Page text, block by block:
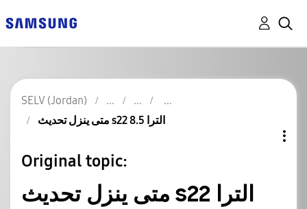
SELV (Jordan)
متى ينزل تحديث s22 الترا 8.5
Original topic:
متى ينزل تحديث s22 الترا